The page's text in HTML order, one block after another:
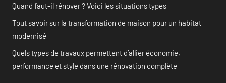
Quand faut-il rénover ? Voici les situations types
Tout savoir sur la transformation de maison pour un habitat
modernisé
Quels types de travaux permettent d’allier économie,
performance et style dans une rénovation complète